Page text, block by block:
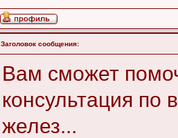
Заголовок сообщения:
Вам сможет
консультация
желез...